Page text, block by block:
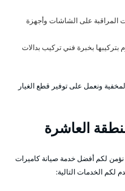
المراقبة على الشاشات وأجهزة
بخبرة فني تركيب بدالات
ونعمل على توفير قطع الغيار
العاشرة
لكم أفضل خدمة صيانة كاميرات
لكم الخدمات التالية: